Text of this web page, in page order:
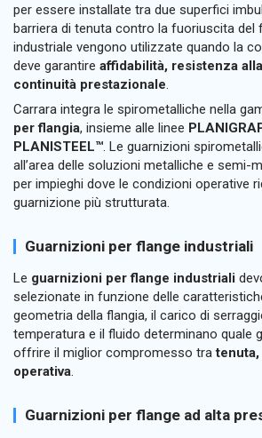
per essere installate tra due superfici
barriera di tenuta contro la fuoriuscita del
industriale vengono utilizzate quando la
deve garantire affidabilità, resistenza
continuità prestazionale.
Carrara integra le spirometalliche nella
per flangia, insieme alle linee
PLANISTEEL™. Le guarnizioni
all’area delle soluzioni metalliche e semi-
per impieghi dove le condizioni operative
guarnizione più strutturata.
Guarnizioni per flange industriali
Le guarnizioni per flange industriali
selezionate in funzione delle
geometria della flangia, il carico di
temperatura e il fluido determinano quale
offrire il miglior compromesso tra
operativa.
Guarnizioni per flange ad alta